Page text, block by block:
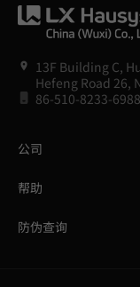
13F Building C,
Hefeng Road 26,
86-510-8233-6988
公司
帮助
防伪查询